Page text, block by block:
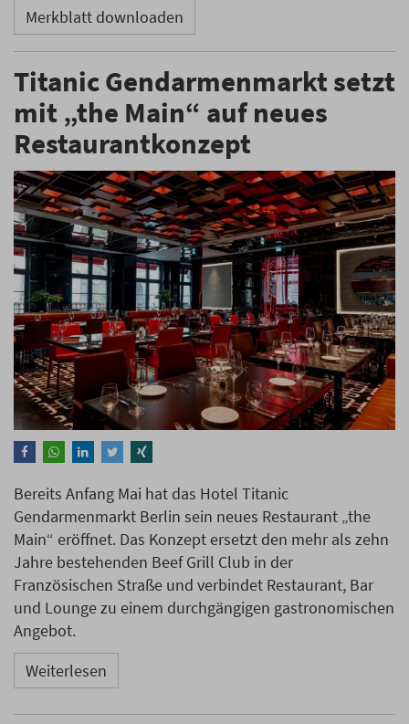
Merkblatt downloaden
Titanic Gendarmenmarkt setzt
mit „the Main“ auf neues
Restaurantkonzept
Bereits Anfang Mai hat das Hotel Titanic
Gendarmenmarkt Berlin sein neues Restaurant „the
Main“ eröffnet. Das Konzept ersetzt den mehr als zehn
Jahre bestehenden Beef Grill Club in der
Französischen Straße und verbindet Restaurant, Bar
und Lounge zu einem durchgängigen gastronomischen
Angebot.
Weiterlesen